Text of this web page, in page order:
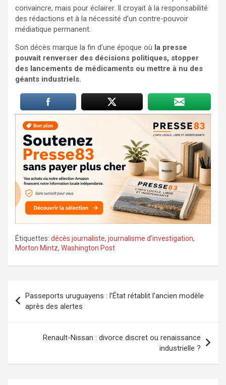
convaincre, mais pour éclairer. Il croyait à la responsabilité
des rédactions et à la nécessité d’un contre-pouvoir
médiatique permanent.
Son décès marque la fin d’une époque où la presse
pouvait renverser des décisions politiques, stopper
des lancements de médicaments ou mettre à nu des
géants industriels.
Étiquettes: décès journaliste, journalisme d’investigation,
Morton Mintz, Washington Post
de
l’article
Passeports uruguayens : l’État rétablit l’ancien modèle
après des alertes
Renault-Nissan : divorce discret ou renaissance
industrielle ?